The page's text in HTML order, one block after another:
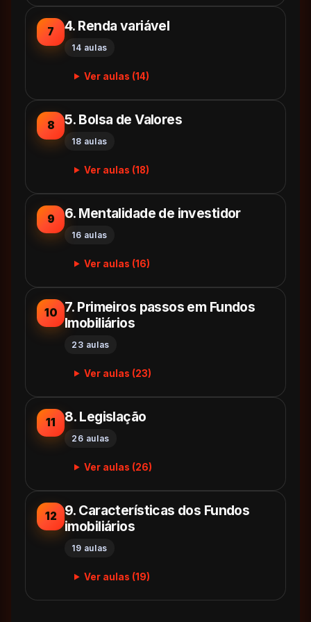
7 4. Renda variável
14 aulas
Ver aulas (14)
8 5. Bolsa de Valores
18 aulas
Ver aulas (18)
9 6. Mentalidade de investidor
16 aulas
Ver aulas (16)
10
7. Primeiros passos em Fundos
Imobiliários
23 aulas
Ver aulas (23)
11 8. Legislação
26 aulas
Ver aulas (26)
12
9. Características dos Fundos
imobiliários
19 aulas
Ver aulas (19)